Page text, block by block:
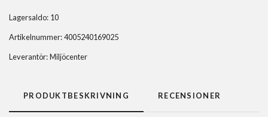
Lagersaldo: 10
Artikelnummer:4005240169025
Leverantör:Miljöcenter
PRODUKTBESKRIVNING RECENSIONER